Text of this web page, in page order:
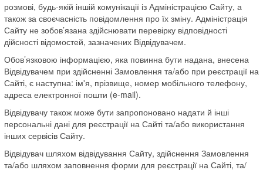
розмові, будь-якій іншій комунікації із Адміністрацією Сайту, а
також за своєчасність повідомлення про їх зміну. Адміністрація
Сайту не зобов’язана здійснювати перевірку відповідності
дійсності відомостей, зазначених Відвідувачем.
Обов’язковою інформацією, яка повинна бути надана, внесена
Відвідувачем при здійсненні Замовлення та/або при реєстрації на
Сайті, є наступна: ім'я, прізвище, номер мобільного телефону,
адреса електронної пошти (e-mail).
Відвідувачу також може бути запропоновано надати й інші
персональні дані для реєстрації на Сайті та/або використання
інших сервісів Сайту.
Відвідувач шляхом відвідування Сайту, здійснення Замовлення
та/або шляхом заповнення форми для реєстрації на Сайті, та/